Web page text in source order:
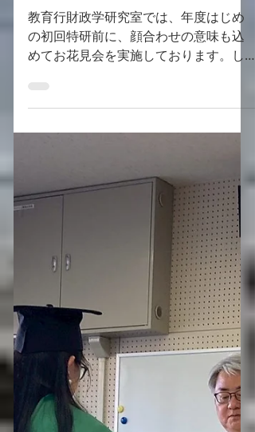
meijiironim
2026年度お花見😆🌸
めてお花見会を実施しております。し
かし、本年度は雨天の影響を考慮し、
大学内での食事会という形を採りまし
た。 2026年3月31日のお昼に、新メン
バーや吉田ゼミの皆さまとご一緒に、
心和む時間を過ごすことができまし
た。 研究室の行事開きとなり、来週か
らは特研がスタートします。 これから
も親睦を深めつつ、研究に励んでまい
りましょう！